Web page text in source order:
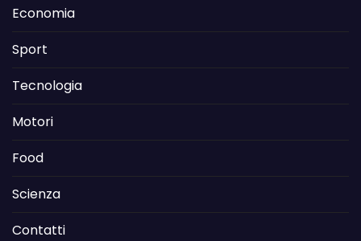
Economia
Sport
Tecnologia
Motori
Food
Scienza
Contatti